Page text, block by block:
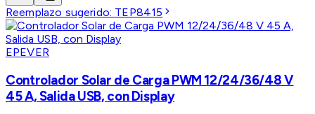
Reemplazo sugerido: TEP8415
EPEVER
Controlador Solar de Carga PWM 12/24/36/48 V
45 A, Salida USB, con Display